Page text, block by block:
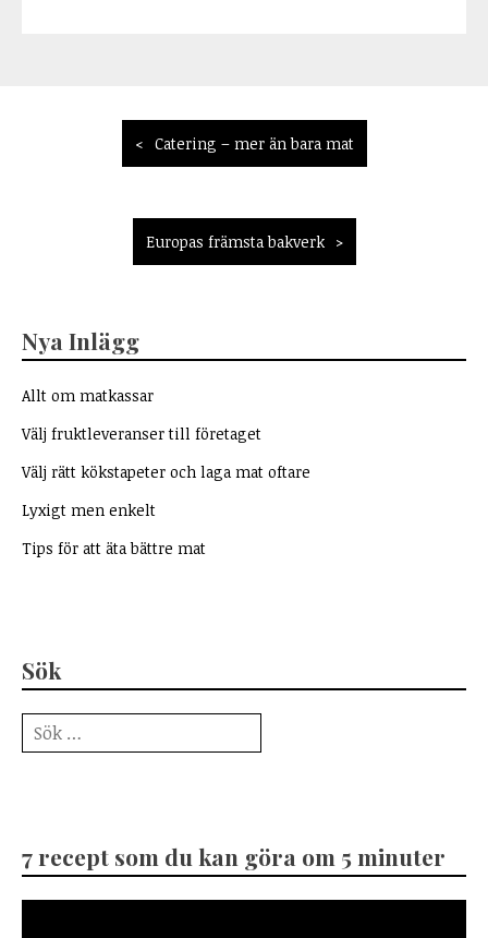
InläggsnavigeringCatering – mer än bara mat
Europas främsta bakverk
Nya Inlägg
Allt om matkassar
Välj fruktleveranser till företaget
Välj rätt kökstapeter och laga mat oftare
Lyxigt men enkelt
Tips för att äta bättre mat
Sök
Sök
efter:
7 recept som du kan göra om 5 minuter